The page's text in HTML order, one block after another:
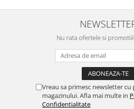
Nu rata ofertele si
Vreau sa primesc newsletter
magazinului. Afla mai multe in
Confidentialitate